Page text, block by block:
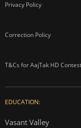
Privacy Policy
Correction Policy
T&Cs for AajTak HD Contest
EDUCATION:
Vasant Valley